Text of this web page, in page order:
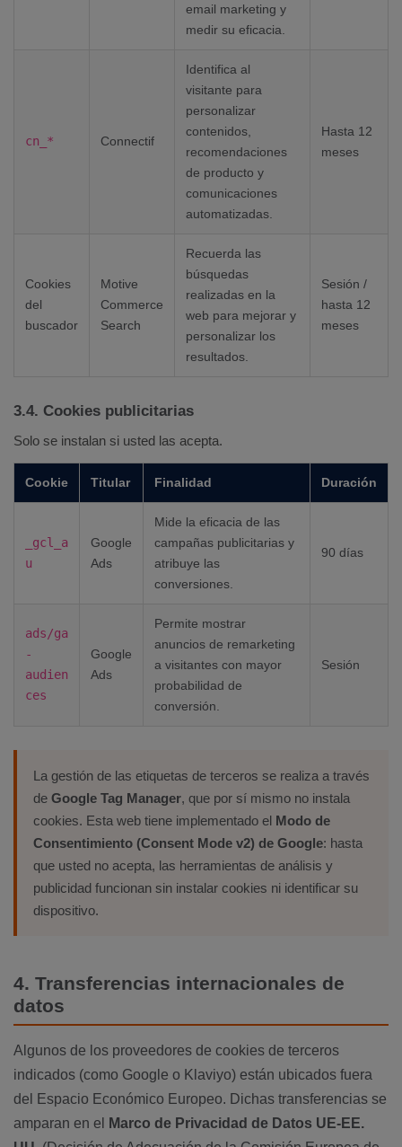
email marketing y
medir su eficacia.
cn_* Connectif
Identifica al
visitante para
personalizar
contenidos,
recomendaciones
de producto y
comunicaciones
automatizadas.
Hasta 12
meses
Cookies
del
buscador
Motive
Commerce
Search
Recuerda las
búsquedas
realizadas en la
web para mejorar y
personalizar los
resultados.
Sesión /
hasta 12
meses
3.4. Cookies publicitarias
Solo se instalan si usted las acepta.
Cookie Titular Finalidad Duración
_gcl_a
u
Google
Ads
Mide la eficacia de las
campañas publicitarias y
atribuye las
conversiones.
90 días
ads/ga
-
audien
ces
Google
Ads
Permite mostrar
anuncios de remarketing
a visitantes con mayor
probabilidad de
conversión.
Sesión
La gestión de las etiquetas de terceros se realiza a través
de Google Tag Manager, que por sí mismo no instala
cookies. Esta web tiene implementado el Modo de
Consentimiento (Consent Mode v2) de Google: hasta
que usted no acepta, las herramientas de análisis y
publicidad funcionan sin instalar cookies ni identificar su
dispositivo.
4. Transferencias internacionales de
datos
Algunos de los proveedores de cookies de terceros
indicados (como Google o Klaviyo) están ubicados fuera
del Espacio Económico Europeo. Dichas transferencias se
amparan en el
Marco de Privacidad de Datos UE-EE.